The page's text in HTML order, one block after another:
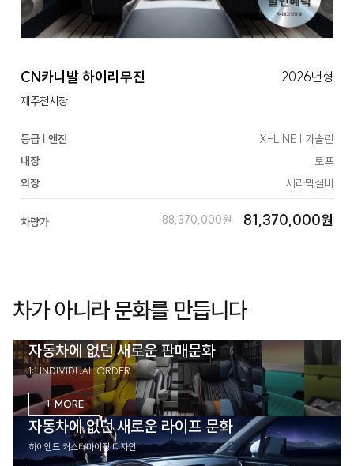
CN카니발 하이리무진 2026년형
제주전시장
등급 | 엔진
X-LINE | 가솔린
내장
토프
외장
세라믹실버
차량가 88,370,000원 81,370,000원
차가 아니라 문화를 만듭니다
자동차에 없던 새로운 판매문화
1:1 INDIVIDUAL ORDER
+ MORE
자동차에 없던 새로운 라이프 문화
하이엔드 커스터마이징 디자인